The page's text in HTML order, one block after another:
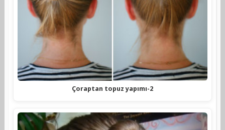
Çoraptan topuz yapımı-2